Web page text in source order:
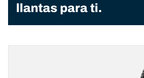
llantas para ti.